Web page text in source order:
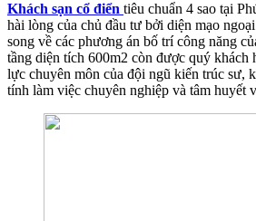
Khách sạn cổ điển tiêu chuẩn 4 sao tại
hài lòng của chủ đầu tư bởi diện mạo
song về các phương án bố trí công năng
tầng diện tích 600m2 còn được quý khách
lực chuyên môn của đội ngũ kiến trúc sư,
tính làm việc chuyên nghiệp và tâm huyết